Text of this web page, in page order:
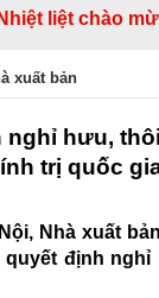
chào mừng
xuất bản
hưu,
trị quốc
Nhà xuất
định